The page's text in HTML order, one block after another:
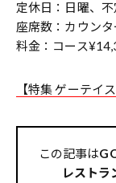
定休日：日曜、
座席数：カウン
料金：コース
【特集 ゲーテイ
この記事は
レストラ